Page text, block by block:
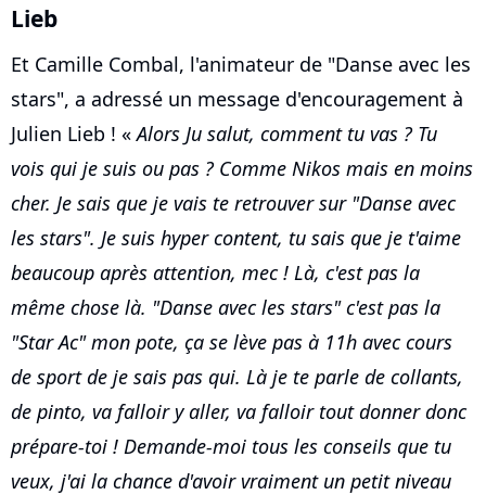
Lieb
Et Camille Combal, l'animateur de "Danse avec les
stars", a adressé un message d'encouragement à
Julien Lieb ! «Alors Ju salut, comment tu vas ? Tu
vois qui je suis ou pas ? Comme Nikos mais en moins
cher. Je sais que je vais te retrouver sur "Danse avec
les stars". Je suis hyper content, tu sais que je t'aime
beaucoup après attention, mec ! Là, c'est pas la
même chose là. "Danse avec les stars" c'est pas la
"Star Ac" mon pote, ça se lève pas à 11h avec cours
de sport de je sais pas qui. Là je te parle de collants,
de pinto, va falloir y aller, va falloir tout donner donc
prépare-toi ! Demande-moi tous les conseils que tu
veux, j'ai la chance d'avoir vraiment un petit niveau